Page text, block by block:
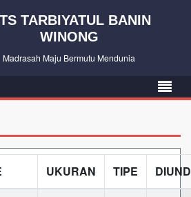
TARBIYATUL BANIN
WINONG
Madrasah Maju Bermutu Mendunia
UKURAN TIPE